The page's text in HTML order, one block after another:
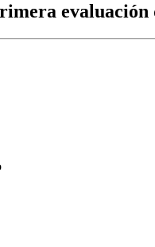
evaluación